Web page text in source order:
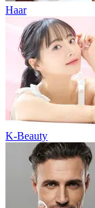
Haar
K-Beauty